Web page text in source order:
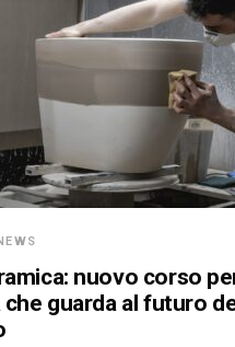
nuovo corso
che guarda al futuro